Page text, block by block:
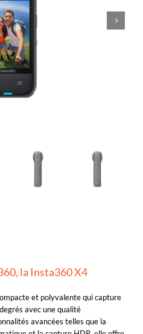
la Insta360 X4
et polyvalente qui capture
avec une qualité
avancées telles que la